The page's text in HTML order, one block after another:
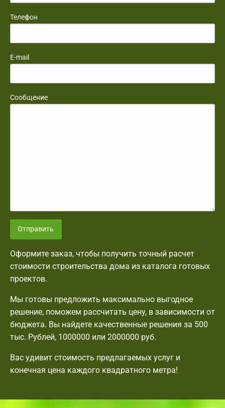
Телефон
E-mail
Сообщение
Отправить
Оформите заказ, чтобы получить точный расчет
стоимости строительства дома из каталога готовых
проектов.
Мы готовы предложить максимально выгодное
решение, поможем рассчитать цену, в зависимости от
бюджета. Вы найдете качественные решения за 500
тыс. Рублей, 1000000 или 2000000 руб.
Вас удивит стоимость предлагаемых услуг и
конечная цена каждого квадратного метра!